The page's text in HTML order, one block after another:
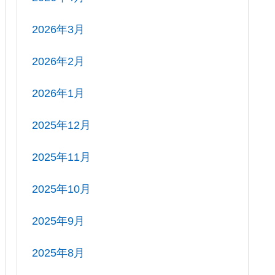
2026年3月
2026年2月
2026年1月
2025年12月
2025年11月
2025年10月
2025年9月
2025年8月